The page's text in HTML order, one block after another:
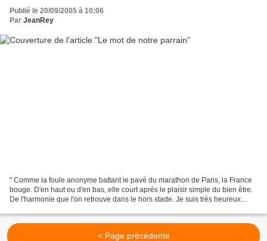
Publié le 20/09/2005 à 10:06
Par JeanRey
" Comme la foule anonyme battant le pavé du marathon de Paris, la France
bouge. D'en haut ou d'en bas, elle court aprés le plaisir simple du bien être.
De l'harmonie que l'on retrouve dans le hors stade. Je suis trés heureux
< Page précédente